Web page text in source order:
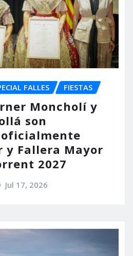
FALLES FIESTAS
Moncholí y
son
y Fallera Mayor
2027
Jul 17, 2026